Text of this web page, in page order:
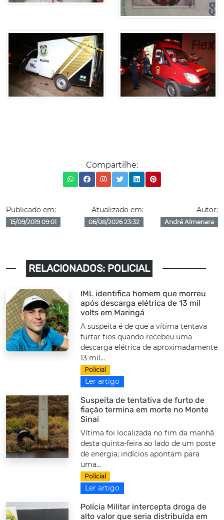
Compartilhe:
Publicado em:
15/09/2019 09:01
Atualizado em:
06/08/2026 23:32
Autor:
André Almenara
RELACIONADOS: POLICIAL
IML identifica homem que morreu
após descarga elétrica de 13 mil
volts em Maringá
A suspeita é de que a vítima tentava
furtar fios quando recebeu uma
descarga elétrica de aproximadamente
13 mil...
Policial
Ler artigo
Suspeita de tentativa de furto de
fiação termina em morte no Monte
Sinai
Vítima foi localizada no fim da manhã
desta quinta-feira ao lado de um poste
de energia; indícios apontam para
uma...
Policial
Ler artigo
Polícia Militar intercepta droga de
alto valor que seria distribuída em